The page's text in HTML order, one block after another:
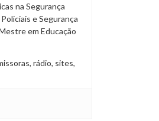
na Segurança
e Segurança
em Educação
rádio, sites,